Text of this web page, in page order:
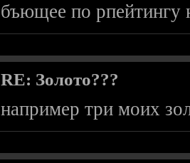
бъющее по рпейтингу
RE: Золото???
например три моих